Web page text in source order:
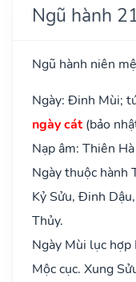
Ngũ hành
Ngũ hành niên
Ngày: Đinh Mùi;
ngày cát(bảo
Nạp âm: Thiên
Ngày thuộc hành
Kỷ Sửu, Đinh
Thủy.
Ngày Mùi lục
Mộc cục. Xung